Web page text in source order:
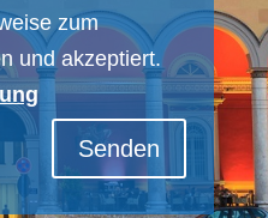
zum
und akzeptiert.
Senden